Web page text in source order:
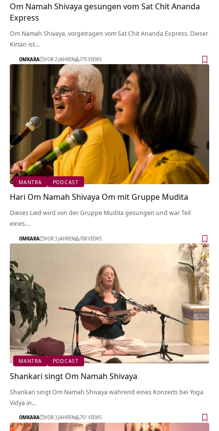
Om Namah Shivaya gesungen vom Sat Chit Ananda
Express
Om Namah Shivaya, vorgetragen vom Sat Chit Ananda Express. Dieser
Kirtan ist…
OMKARA VOR 2 JAHREN 775 VIEWS
MANTRA PODCAST
Hari Om Namah Shivaya Om mit Gruppe Mudita
Dieses Lied wird von der Gruppe Mudita gesungen und war Teil
eines…
OMKARA VOR 3 JAHREN 708 VIEWS
MANTRA PODCAST
Shankari singt Om Namah Shivaya
Shankari singt Om Namah Shivaya während eines Konzerts bei Yoga
Vidya in…
OMKARA VOR 3 JAHREN 751 VIEWS